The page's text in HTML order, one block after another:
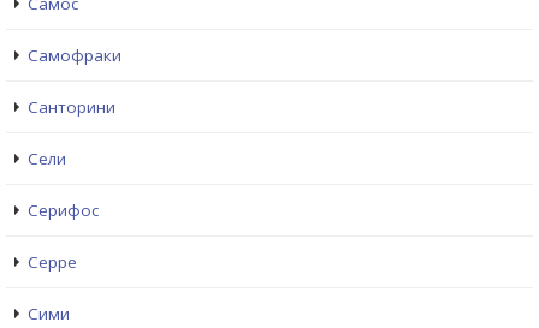
Самофраки
Санторини
Сели
Серифос
Серре
Сими